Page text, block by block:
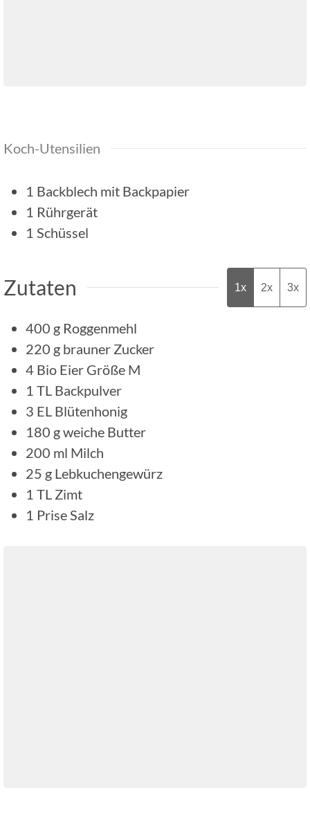
Koch-Utensilien
1 Backblech mit Backpapier
1 Rührgerät
1 Schüssel
Zutaten 1x 2x 3x
400 g Roggenmehl
220 g brauner Zucker
4 Bio Eier Größe M
1 TL Backpulver
3 EL Blütenhonig
180 gweiche Butter
200 ml Milch
25 g Lebkuchengewürz
1 TL Zimt
1 PriseSalz